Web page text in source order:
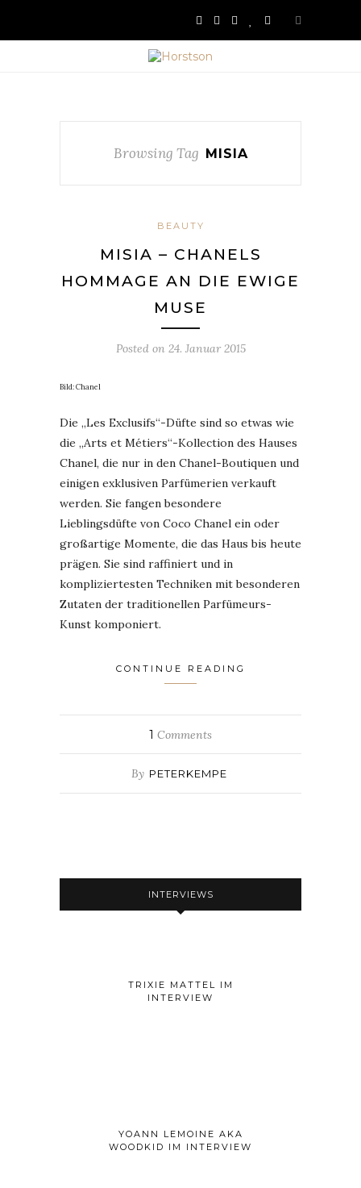
Browsing Tag MISIA
BEAUTY
MISIA – CHANELS
HOMMAGE AN DIE EWIGE
MUSE
Posted on 24. Januar 2015
Bild: Chanel
Die „Les Exclusifs“-Düfte sind so etwas wie
die „Arts et Métiers“-Kollection des Hauses
Chanel, die nur in den Chanel-Boutiquen und
einigen exklusiven Parfümerien verkauft
werden. Sie fangen besondere
Lieblingsdüfte von Coco Chanel ein oder
großartige Momente, die das Haus bis heute
prägen. Sie sind raffiniert und in
kompliziertesten Techniken mit besonderen
Zutaten der traditionellen Parfümeurs-
Kunst komponiert.
CONTINUE READING
1 Comments
By PETERKEMPE
INTERVIEWS
TRIXIE MATTEL IM
INTERVIEW
YOANN LEMOINE AKA
WOODKID IM INTERVIEW